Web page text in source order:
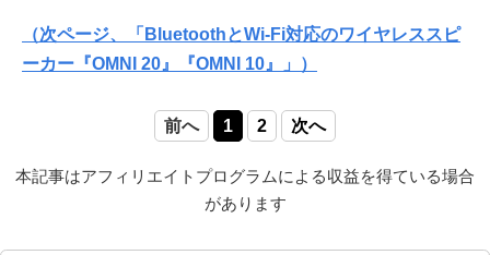
（次ページ、「BluetoothとWi-Fi対応のワイヤレススピ
ーカー『OMNI 20』『OMNI 10』」）
前へ 1 2 次へ
本記事はアフィリエイトプログラムによる収益を得ている場合
があります